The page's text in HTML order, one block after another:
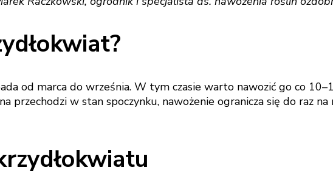
od marca do września. W tym czasie warto nawozić go co
przechodzi w stan spoczynku, nawożenie ogranicza się do raz